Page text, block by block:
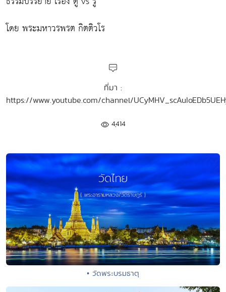
โดย พระมหาวรพรต กิตติวโร
ที่มา :
https://www.youtube.com/channel/
4,414
• วัดพระบรมธาตุ